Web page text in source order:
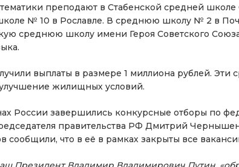
преподают в Стабенской средней
№ 10 в Рославле. В среднюю школу № 2 в
среднюю школу имени Героя Советского
выплаты в размере 1 миллиона рублей.
жилищных условий.
России завершились конкурсные отборы по
правительства РФ Дмитрий
сообщили, что в её в рамках закрыты все